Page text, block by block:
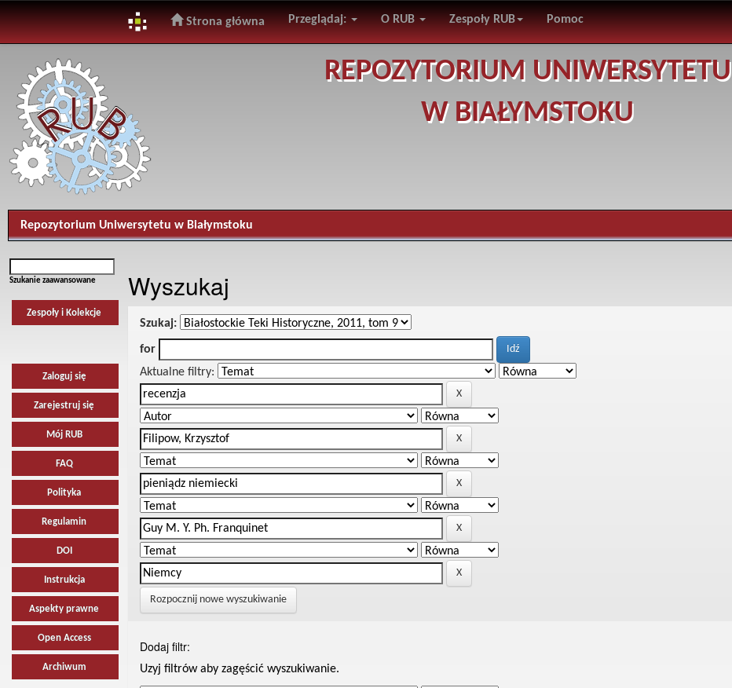
navigation
Strona główna Przeglądaj: O RUB Zespoły RUB Pomoc
REPOZYTORIUM UNIWERSYTETU
W BIAŁYMSTOKU
Repozytorium Uniwersytetu w Białymstoku
Szukanie zaawansowane
Zespoły i Kolekcje
Zaloguj się
Zarejestruj się
Mój RUB
FAQ
Polityka
Regulamin
DOI
Instrukcja
Aspekty prawne
Open Access
Archiwum
Wyszukaj
Szukaj:
for
Aktualne filtry:
Rozpocznij nowe wyszukiwanie
Dodaj filtr:
Uzyj filtrów aby zagęścić wyszukiwanie.